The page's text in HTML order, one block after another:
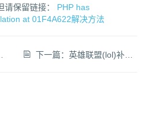
请保留链接： PHP has
at 01F4A622解决方法
下一篇：英雄联盟(lol)补刀10分钟最多能补多少刀？